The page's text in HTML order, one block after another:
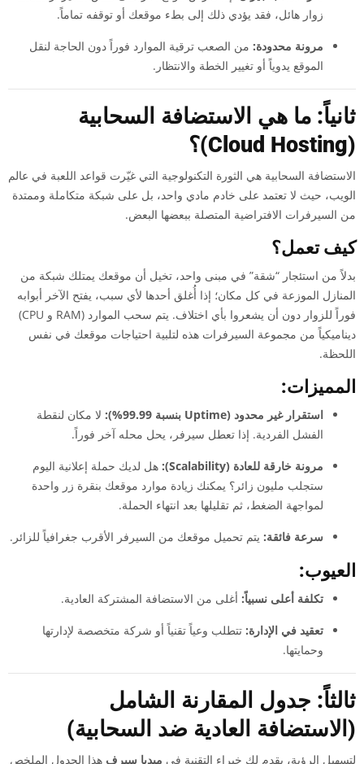
زوار هائل، فقد يؤدي ذلك إلى بطء موقعك أو توقفه تماماً.
مرونة محدودة: من الصعب ترقية الموارد فوراً دون الحاجة لنقل
الموقع يدوياً أو تغيير الخطة والانتظار.
ثانياً: ما هي الاستضافة السحابية
(Cloud Hosting)؟
الاستضافة السحابية هي الثورة التكنولوجية التي غيّرت قواعد اللعبة في عالم
الويب، حيث لا تعتمد على خادم مادي واحد، بل على شبكة متكاملة وممتدة
من السيرفرات الافتراضية المتصلة ببعضها البعض.
كيف تعمل؟
بدلاً من استئجار “شقة” في مبنى واحد، تخيل أن موقعك يمتلك شبكة من
المنازل الموزعة في كل مكان؛ إذا أُغلق أحدها لأي سبب، يفتح الآخر أبوابه
فوراً للزوار دون أن يشعروا بأي اختلاف. يتم سحب الموارد (RAM و CPU)
ديناميكياً من مجموعة السيرفرات هذه لتلبية احتياجات موقعك في نفس
اللحظة.
المميزات:
استقرار غير محدود (Uptime بنسبة 99.99%):
لا مكان لنقطة
الفشل الفردية. إذا تعطل سيرفر، يحل محله آخر فوراً.
مرونة خارقة للعادة (Scalability):
هل لديك حملة إعلانية اليوم
ستجلب مليون زائر؟ يمكنك زيادة موارد موقعك بنقرة زر واحدة
لمواجهة الضغط، ثم تقليلها بعد انتهاء الحملة.
سرعة فائقة: يتم تحميل موقعك من السيرفر الأقرب جغرافياً للزائر.
العيوب:
تكلفة أعلى نسبياً: أغلى من الاستضافة المشتركة العادية.
تعقيد في الإدارة: تتطلب وعياً تقنياً أو شركة متخصصة لإدارتها
وحمايتها.
ثالثاً: جدول المقارنة الشامل
(الاستضافة العادية ضد السحابية)
لتسهيل الرؤية، يقدم لك خبراء التقنية في ميديا سيرف هذا الجدول الملخص